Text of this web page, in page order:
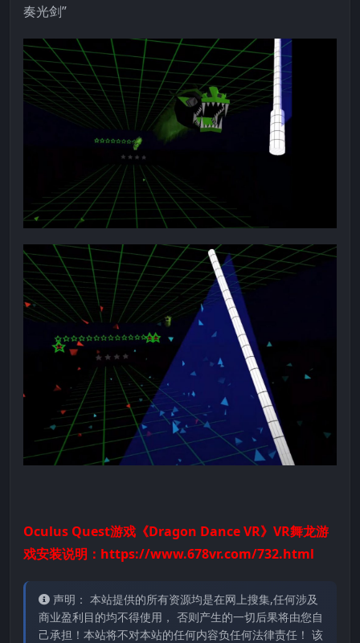
奏光剑”
Oculus Quest游戏《Dragon Dance VR》VR舞龙游
戏安装说明： https://www.678vr.com/732.html
声明： 本站提供的所有资源均是在网上搜集,任何涉及
商业盈利目的均不得使用， 否则产生的一切后果将由您自
己承担！本站将不对本站的任何内容负任何法律责任！ 该